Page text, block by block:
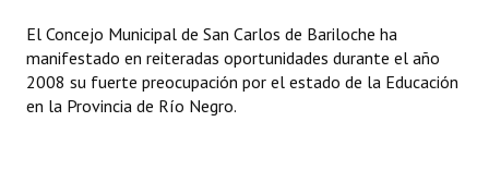
El Concejo Municipal de San Carlos de Bariloche ha
manifestado en reiteradas oportunidades durante el año
2008 su fuerte preocupación por el estado de la Educación
en la Provincia de Río Negro.